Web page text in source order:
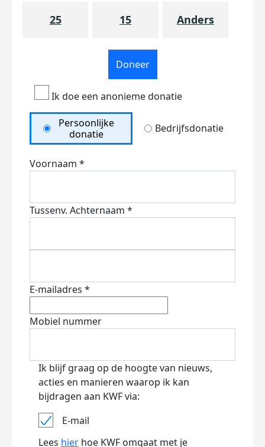
25 15 Anders
Doneer
Ik doe een anonieme donatie
Persoonlijke
donatie
Bedrijfsdonatie
Voornaam *
Tussenv. Achternaam *
E-mailadres *
Mobiel nummer
Ik blijf graag op de hoogte van nieuws,
acties en manieren waarop ik kan
bijdragen aan KWF via:
E-mail
Lees hier hoe KWF omgaat met je